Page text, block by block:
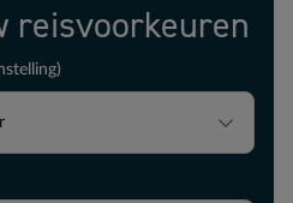
reisvoorkeuren